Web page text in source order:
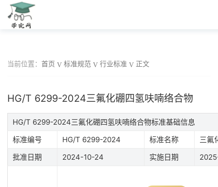
当前位置： 首页 标准规范 行业标准 正文
HG/T 6299-2024三氟化硼四氢呋喃络合物
HG/T 6299-2024三氟化硼四氢呋喃络合物标准基础信息
标准编号
HG/T 6299-2024 标准名称
三氟
批准日期
2024-10-24 实施日期